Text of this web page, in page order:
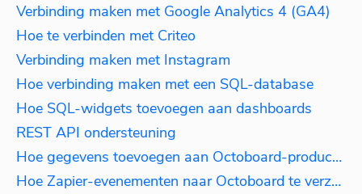
Verbinding maken met Google Analytics 4 (GA4)
Hoe te verbinden met Criteo
Verbinding maken met Instagram
Hoe verbinding maken met een SQL-database
Hoe SQL-widgets toevoegen aan dashboards
REST API ondersteuning
Hoe gegevens toevoegen aan Octoboard-producten
Hoe Zapier-evenementen naar Octoboard te verzenden